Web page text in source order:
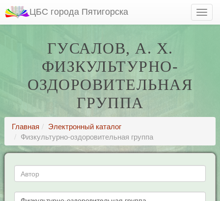
ЦБС города Пятигорска
ГУСАЛОВ, А. Х.
ФИЗКУЛЬТУРНО-
ОЗДОРОВИТЕЛЬНАЯ
ГРУППА
Главная
Электронный каталог
Физкультурно-оздоровительная группа